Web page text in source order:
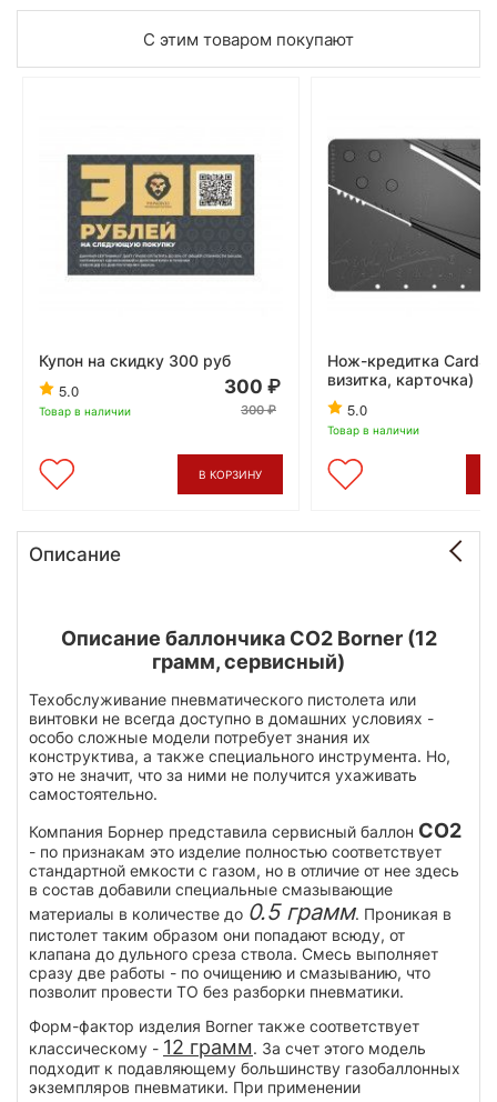
С этим товаром покупают
Купон на скидку 300 руб
5.0
Товар в наличии
300
300
В КОРЗИНУ
Нож-кредитка
визитка, карточка)
5.0
Товар в наличии
Описание
Описание баллончика СО2 Borner (12
грамм, сервисный)
Техобслуживание пневматического пистолета или
винтовки не всегда доступно в домашних условиях -
особо сложные модели потребует знания их
конструктива, а также специального инструмента. Но,
это не значит, что за ними не получится ухаживать
самостоятельно.
Компания Борнер представила сервисный баллон CO2
- по признакам это изделие полностью соответствует
стандартной емкости с газом, но в отличие от нее здесь
в состав добавили специальные смазывающие
материалы в количестве до 0.5 грамм. Проникая в
пистолет таким образом они попадают всюду, от
клапана до дульного среза ствола. Смесь выполняет
сразу две работы - по очищению и смазыванию, что
позволит провести ТО без разборки пневматики.
Форм-фактор изделия Borner также соответствует
классическому - 12 грамм. За счет этого модель
подходит к подавляющему большинству газобаллонных
экземпляров пневматики. При применении